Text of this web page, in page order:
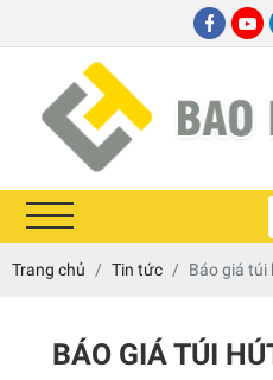
Trang chủ Tin tức Báo giá túi
BÁO GIÁ TÚI